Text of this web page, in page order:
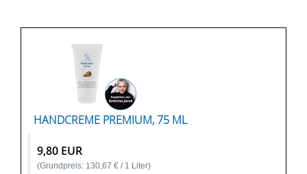
HANDCREME PREMIUM, 75 ML
9,80 EUR
(Grundpreis: 130,67 € / 1 Liter)